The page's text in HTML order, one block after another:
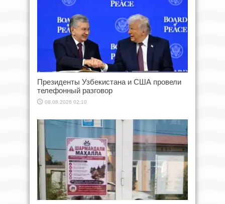
Президенты Узбекистана и США провели
телефонный разговор
08.08.2026 02:10